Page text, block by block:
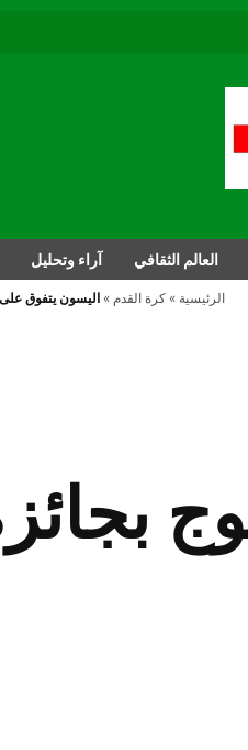
العالم الثقافي آراء وتحليل
الرئيسية » كرة القدم » اليسون يتفوق